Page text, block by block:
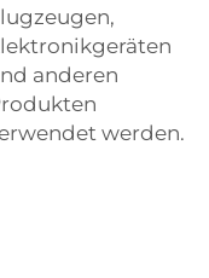
anderen
werden.